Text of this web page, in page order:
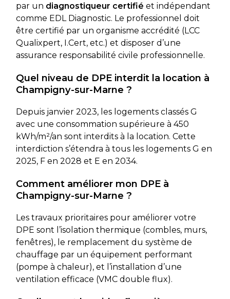
par un diagnostiqueur certifié et indépendant
comme EDL Diagnostic. Le professionnel doit
être certifié par un organisme accrédité (LCC
Qualixpert, I.Cert, etc.) et disposer d’une
assurance responsabilité civile professionnelle.
Quel niveau de DPE interdit la location à
Champigny-sur-Marne ?
Depuis janvier 2023, les logements classés G
avec une consommation supérieure à 450
kWh/m²/an sont interdits à la location. Cette
interdiction s’étendra à tous les logements G en
2025, F en 2028 et E en 2034.
Comment améliorer mon DPE à
Champigny-sur-Marne ?
Les travaux prioritaires pour améliorer votre
DPE sont l’isolation thermique (combles, murs,
fenêtres), le remplacement du système de
chauffage par un équipement performant
(pompe à chaleur), et l’installation d’une
ventilation efficace (VMC double flux).